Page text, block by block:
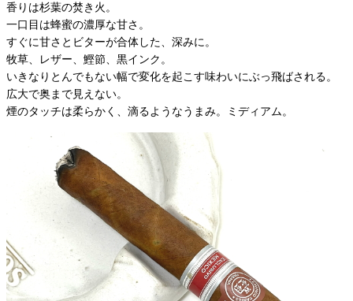
香りは杉葉の焚き火。
一口目は蜂蜜の濃厚な甘さ。
すぐに甘さとビターが合体した、深みに。
牧草、レザー、鰹節、黒インク。
いきなりとんでもない幅で変化を起こす味わいにぶっ飛ばされる。
広大で奥まで見えない。
煙のタッチは柔らかく、滴るようなうまみ。ミディアム。